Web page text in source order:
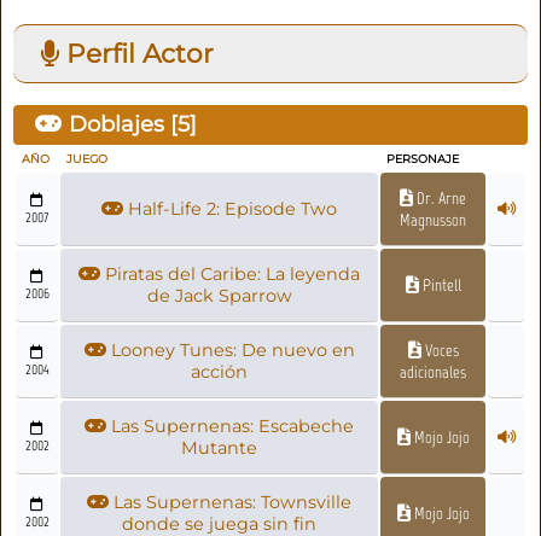
Perfil Actor
Doblajes [5]
AÑO JUEGO PERSONAJE
2007 Half-Life 2: Episode Two
Dr. Arne
Magnusson
2006
Piratas del Caribe: La leyenda
de Jack Sparrow
Pintell
2004
Looney Tunes: De nuevo en
acción
Voces
adicionales
2002
Las Supernenas: Escabeche
Mutante
Mojo Jojo
2002
Las Supernenas: Townsville
donde se juega sin fin
Mojo Jojo